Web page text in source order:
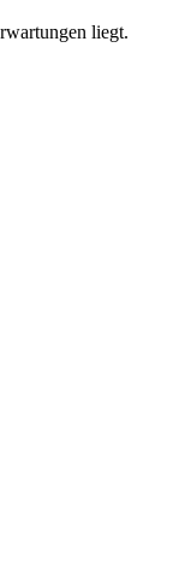
liegt.